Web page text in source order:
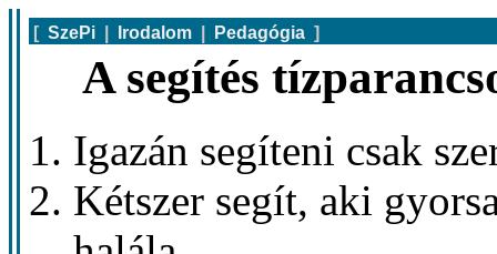
[ SzePi Irodalom Pedagógia ]
A segítés
Igazán segíteni csak
Kétszer segít, aki